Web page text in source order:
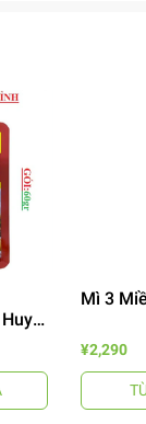
Mì 3
¥2,290